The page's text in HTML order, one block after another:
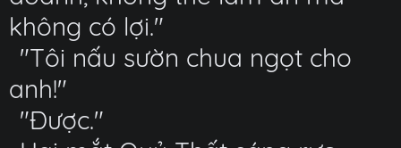
không có lợi."
"Tôi nấu sườn chua ngọt cho
anh!"
"Được."